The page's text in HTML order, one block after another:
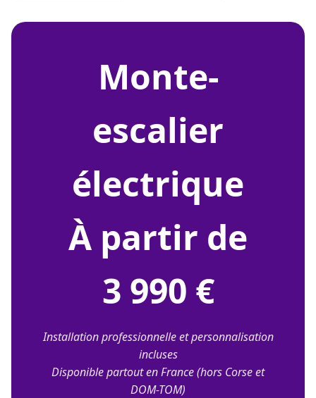
monte-
escalier
électrique
À partir de
3 990 €
Installation professionnelle et personnalisation
incluses
Disponible partout en France (hors Corse et
DOM-TOM)